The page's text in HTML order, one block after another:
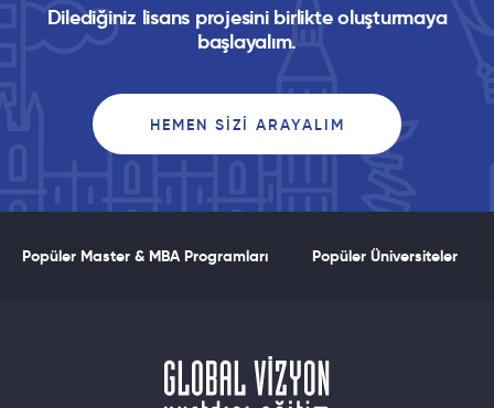
Dilediğiniz lisans projesini birlikte oluşturmaya
başlayalım.
HEMEN SIZI ARAYALIM
Popüler Master & MBA Programları Popüler Üniversiteler